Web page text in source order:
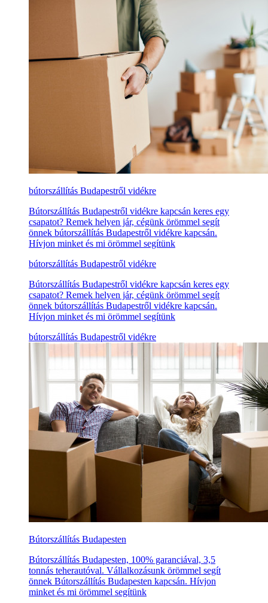
bútorszállítás Budapestről vidékre
Bútorszállítás Budapestről vidékre kapcsán keres egy
csapatot? Remek helyen jár, cégünk örömmel segít
önnek bútorszállítás Budapestről vidékre kapcsán.
Hívjon minket és mi örömmel segítünk
bútorszállítás Budapestről vidékre
Bútorszállítás Budapestről vidékre kapcsán keres egy
csapatot? Remek helyen jár, cégünk örömmel segít
önnek bútorszállítás Budapestről vidékre kapcsán.
Hívjon minket és mi örömmel segítünk
bútorszállítás Budapestről vidékre
Bútorszállítás Budapesten
Bútorszállítás Budapesten, 100% garanciával, 3,5
tonnás teherautóval. Vállalkozásunk örömmel segít
önnek Bútorszállítás Budapesten kapcsán. Hívjon
minket és mi örömmel segítünk